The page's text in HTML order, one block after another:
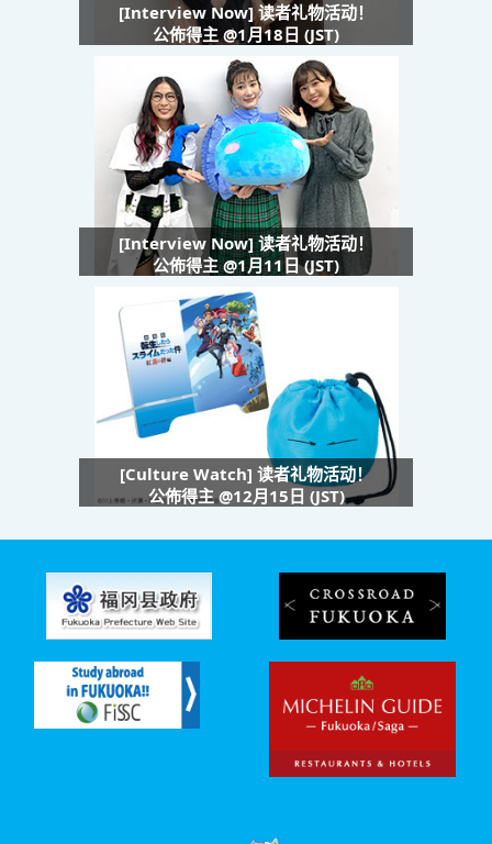
[Interview Now] 读者礼物活动！
公佈得主 @1月18日 (JST)
[Interview Now] 读者礼物活动！
公佈得主 @1月11日 (JST)
[Culture Watch] 读者礼物活动！
公佈得主 @12月15日 (JST)